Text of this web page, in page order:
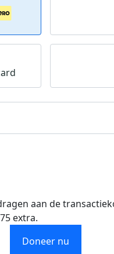
aan de
extra.
Doneer nu